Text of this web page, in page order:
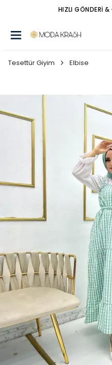
HIZLI GÖNDERİ &
Tesettür Giyim Elbise